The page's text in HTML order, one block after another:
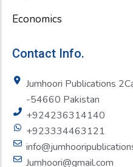
Economics
Contact Info.
Jumhoori Publications
-54660 Pakistan
+924236314140
+923334463121
Jumhoori@gmail.com